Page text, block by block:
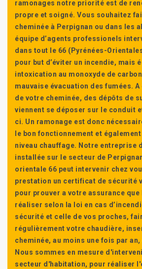
ramonages notre priorité est de
propre et soigné. Vous souhaitez
cheminée à Perpignan ou dans les
équipe d’agents professionels
dans tout le 66 (Pyrénées-
pour but d’éviter un incendie, mais
intoxication au monoxyde de
mauvaise évacuation des fumées.
de votre cheminée, des dépôts de
viennent se déposer sur le conduit
ci. Un ramonage est donc
le bon fonctionnement et
niveau chauffage. Notre entreprise
installée sur le secteur de
orientale 66 peut intervenir chez
prestation un certificat de sécurité
pour prouver a votre assurance que
réaliser selon la loi en cas
sécurité et celle de vos proches,
régulièrement votre chaudière,
cheminée, au moins une fois par
Nous sommes en mesure
secteur d'habitation, pour réaliser